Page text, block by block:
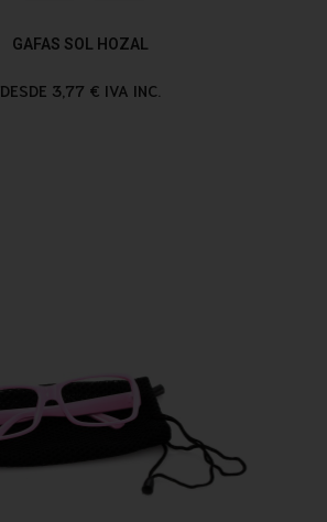
GAFAS SOL HOZAL
DESDE 3,77 € IVA INC.